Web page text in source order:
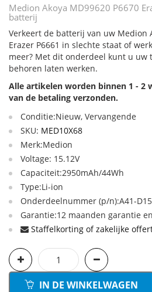
Medion Akoya MD99620 P6670
batterij
Verkeert de batterij van uw Medion
Erazer P6661 in slechte staat of
meer? Met dit onderdeel kunt u uw
behoren laten werken.
Alle artikelen worden binnen 1 - 2
van de betaling verzonden.
Conditie:Nieuw, Vervangende
SKU: MED10X68
Merk:Medion
Voltage: 15.12V
Capaciteit:2950mAh/44Wh
Type:Li-ion
Onderdeelnummer (p/n):A41-D15
Garantie:12 maanden garantie
Staffelkorting of zakelijke
IN DE WINKELWAGEN